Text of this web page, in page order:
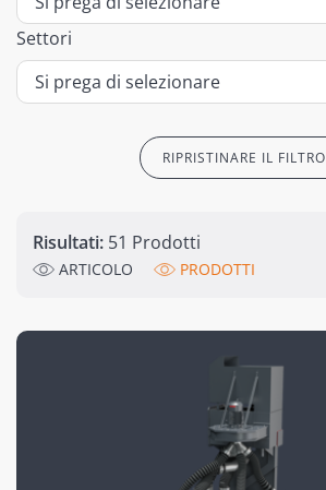
Settori
RIPRISTINARE IL FILTRO
Risultati: 51 Prodotti
ARTICOLO PRODOTTI